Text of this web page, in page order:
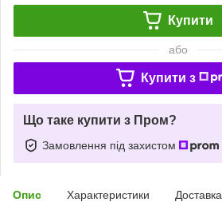
Купити
або
Купити з
Що таке купити з Пром?
Замовлення під захистом
Опис Характеристики Доставка